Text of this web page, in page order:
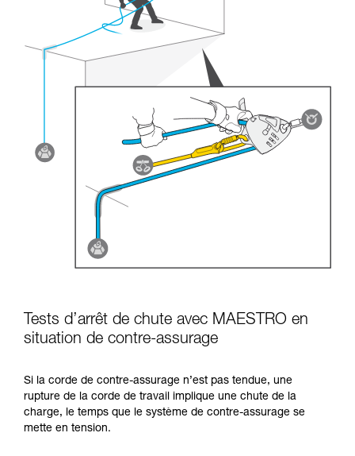
Tests d’arrêt de chute avec MAESTRO en
situation de contre-assurage
Si la corde de contre-assurage n’est pas tendue, une
rupture de la corde de travail implique une chute de la
charge, le temps que le système de contre-assurage se
mette en tension.